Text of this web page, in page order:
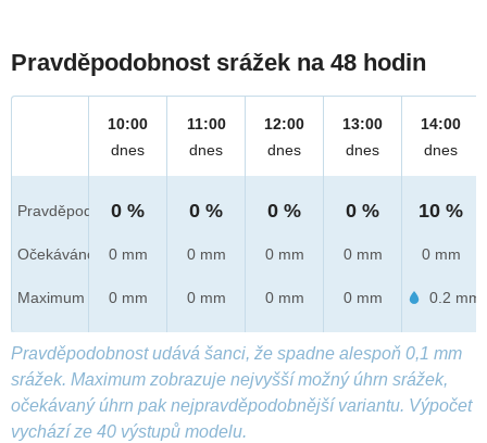
Pravděpodobnost srážek na 48 hodin
Pravděpod.
Očekáváno
Maximum
10:00
dnes
0 %
0 mm
0 mm
11:00
dnes
0 %
0 mm
0 mm
12:00
dnes
0 %
0 mm
0 mm
13:00
dnes
0 %
0 mm
0 mm
14:00
dnes
10 %
0 mm
0.2 mm
Pravděpodobnost udává šanci, že spadne alespoň 0,1 mm
srážek. Maximum zobrazuje nejvyšší možný úhrn srážek,
očekávaný úhrn pak nejpravděpodobnější variantu. Výpočet
vychází ze 40 výstupů modelu.